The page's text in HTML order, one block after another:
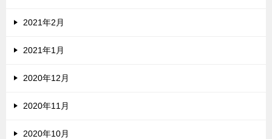
2021年2月
2021年1月
2020年12月
2020年11月
2020年10月